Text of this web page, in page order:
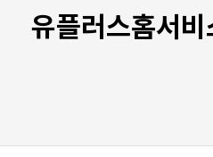
유플러스홈서